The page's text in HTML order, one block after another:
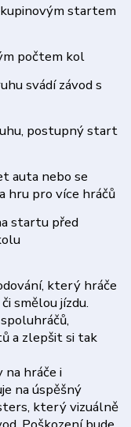
startem
počtem kol
svádí závod s
postupný start
auta nebo se
hru pro více hráčů
startu před
který hráče
smělou jízdu.
a zlepšit si tak
na hráče i
na úspěšný
který vizuálně